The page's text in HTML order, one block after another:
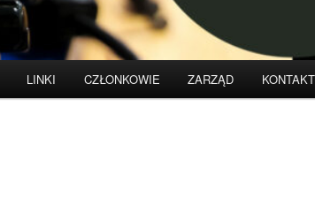
LINKI CZŁONKOWIE ZARZĄD KONTAKT